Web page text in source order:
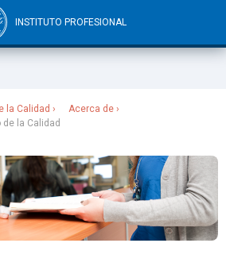
INSTITUTO PROFESIONAL
la Calidad
Acerca de
la Calidad